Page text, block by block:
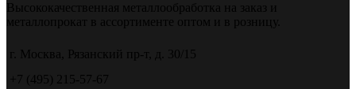
Высококачественная металлообработка на заказ и
металлопрокат в ассортименте оптом и в розницу.
г. Москва, Рязанский пр-т, д. 30/15
+7 (495) 215-57-67